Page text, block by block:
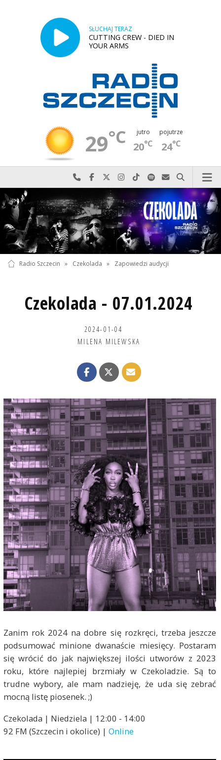
SŁUCHAJ TERAZ
CUTTING CREW - DIED IN
YOUR ARMS
29°C jutro
20°C
pojutrze
24°C
Najlepiej po prostu do nas zadzwoń
Odwiedź nas na Facebook-u
Odwiedź nas na X
Odwiedź nas na Instagram-ie
Odwiedź nas na TikTok-u
Szukaj nas na Spotify
Wyślij do nas
Szukaj
Radio Szczecin » Czekolada » Zapowiedzi audycji
Czekolada - 07.01.2024
2024-01-04
MILENA MILEWSKA
Zanim rok 2024 na dobre się rozkręci, trzeba jeszcze
podsumować minione dwanaście miesięcy. Postaram
się wrócić do jak największej ilości utworów z 2023
roku, które najlepiej brzmiały w Czekoladzie. Są to
trudne wybory, ale mam nadzieję, że uda się zebrać
mocną listę piosenek. ;)
Czekolada | Niedziela | 12:00 - 14:00
92 FM (Szczecin i okolice) | Online